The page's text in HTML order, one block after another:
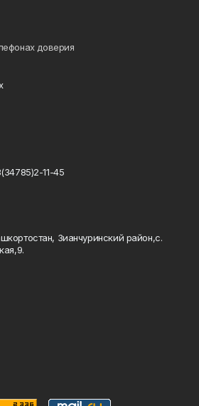
доверия
11-45
Зианчуринский район,с.